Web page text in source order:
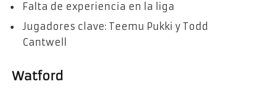
Falta de experiencia en la liga
Jugadores clave: Teemu Pukki y Todd
Cantwell
Watford